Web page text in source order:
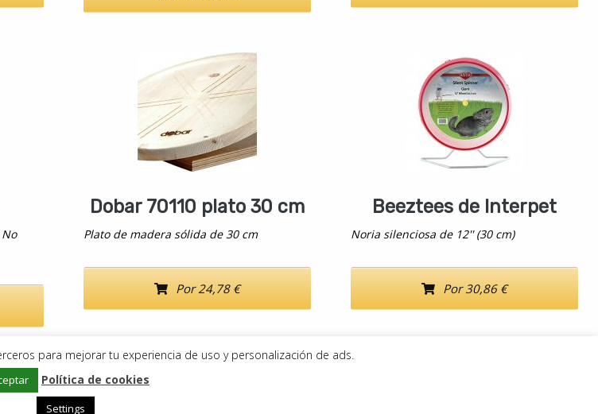
Dobar 70110 plato 30 cm
Plato de madera sólida de 30 cm
Por 24,78 €
Beeztees de Interpet
Noria silenciosa de 12'' (30 cm)
Por 30,86 €
© 2019–2026DeDegús
de privacidad
para mejorar tu experiencia de uso y personalización de ads.
Política de cookies
Settings